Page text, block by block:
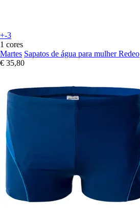
+-3
1 cores
Martes Sapatos de água para mulher Redeo
€ 35,80